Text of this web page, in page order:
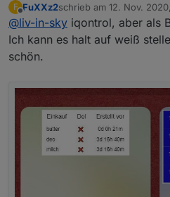
F
Offline
FuXXz2schrieb am 12. Nov.
zuletzt editiert von
@liv-in-sky iqontrol, aber als
Ich kann es halt auf weiß
schön.